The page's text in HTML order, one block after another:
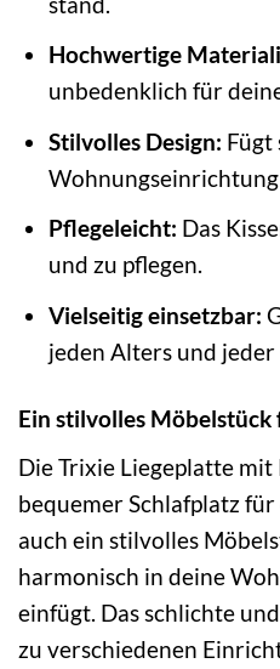
Hochwertige
unbedenklich für
Stilvolles Design: Fügt
Pflegeleicht: Das
und zu pflegen.
Vielseitig einsetzbar:
jeden Alters und jeder
Ein stilvolles Möbelstück
Die Trixie Liegeplatte
bequemer Schlafplatz
auch ein stilvolles
harmonisch in deine
einfügt. Das schlichte
zu verschiedenen